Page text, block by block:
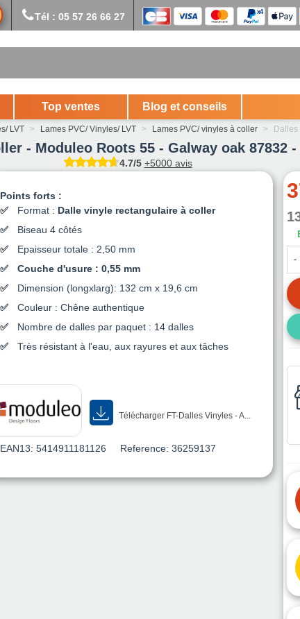
Tél : 05 57 26 66 27
Top ventes Blog et conseils
LVT > Lames PVC/ Vinyles/ LVT > Lames PVC/ vinyles à coller >
- Moduleo Roots 55 - Galway oak 87832 -
4.7/5 +5000 avis
Points forts :
Format : Dalle vinyle rectangulaire à coller
Biseau 4 côtés
Epaisseur totale : 2,50 mm
Couche d'usure : 0,55 mm
Dimension (longxlarg): 132 cm x 19,6 cm
Couleur : Chêne authentique
Nombre de dalles par paquet : 14 dalles
Très résistant à l'eau, aux rayures et aux tâches
Télécharger FT-Dalles Vinyles - A...
EAN13: 5414911181126 Reference: 36259137
-